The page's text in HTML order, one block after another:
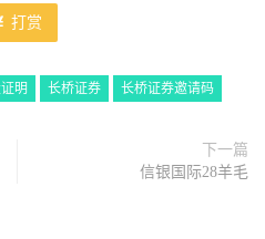
打赏
明 长桥证券 长桥证券邀请码
下一篇
信银国际28羊毛